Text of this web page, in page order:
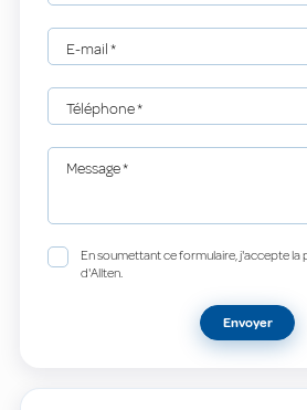
E-mail*
Téléphone*
Message*
En soumettant ce formulaire, j'accepte
d'Allten.
Envoyer